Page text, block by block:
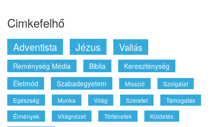
Cimkefelhő
Adventista Jézus Vallás
Reménység Média Biblia
Kereszténység
Életmód
Szabadegyetem Misszió
Szolgálat
Egészség
Munka Világ Szeretet
Támogatás
Élmények
Világnézet Történetek
Küldetés